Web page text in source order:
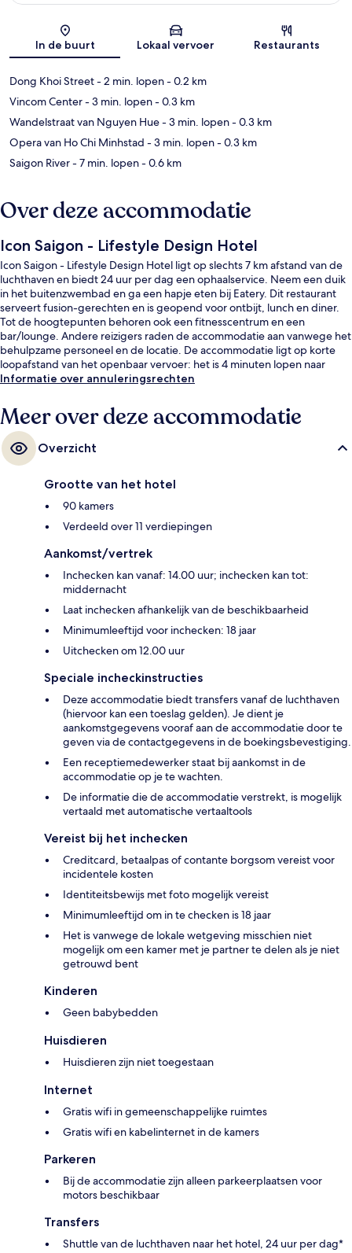
In de buurt Lokaal vervoer Restaurants
Dong Khoi Street- 2 min. lopen- 0.2 km
Vincom Center- 3 min. lopen- 0.3 km
Wandelstraat van Nguyen Hue- 3 min. lopen- 0.3 km
Opera van Ho Chi Minhstad - 3 min. lopen- 0.3 km
Saigon River- 7 min. lopen- 0.6 km
Over deze accommodatie
Icon Saigon - Lifestyle Design Hotel
Icon Saigon - Lifestyle Design Hotel ligt op slechts 7 km afstand van de
luchthaven en biedt 24 uur per dag een ophaalservice. Neem een duik
in het buitenzwembad en ga een hapje eten bij Eatery. Dit restaurant
serveert fusion-gerechten en is geopend voor ontbijt, lunch en diner.
Tot de hoogtepunten behoren ook een fitnesscentrum en een
bar/lounge. Andere reizigers raden de accommodatie aan vanwege het
behulpzame personeel en de locatie. De accommodatie ligt op korte
loopafstand van het openbaar vervoer: het is 4 minuten lopen naar
Metrostation Opera House en 11 minuten naar Metrostation Ba Son.
Informatie over annuleringsrechten
Meer over deze accommodatie
Overzicht
Grootte van het hotel
90 kamers
Verdeeld over 11 verdiepingen
Aankomst/vertrek
Inchecken kan vanaf: 14.00 uur; inchecken kan tot:
middernacht
Laat inchecken afhankelijk van de beschikbaarheid
Minimumleeftijd voor inchecken: 18 jaar
Uitchecken om 12.00 uur
Speciale incheckinstructies
Deze accommodatie biedt transfers vanaf de luchthaven
(hiervoor kan een toeslag gelden). Je dient je
aankomstgegevens vooraf aan de accommodatie door te
geven via de contactgegevens in de boekingsbevestiging.
Een receptiemedewerker staat bij aankomst in de
accommodatie op je te wachten.
De informatie die de accommodatie verstrekt, is mogelijk
vertaald met automatische vertaaltools
Vereist bij het inchecken
Creditcard, betaalpas of contante borgsom vereist voor
incidentele kosten
Identiteitsbewijs met foto mogelijk vereist
Minimumleeftijd om in te checken is 18 jaar
Het is vanwege de lokale wetgeving misschien niet
mogelijk om een kamer met je partner te delen als je niet
getrouwd bent
Kinderen
Geen babybedden
Huisdieren
Huisdieren zijn niet toegestaan
Internet
Gratis wifi in gemeenschappelijke ruimtes
Gratis wifi en kabelinternet in de kamers
Parkeren
Bij de accommodatie zijn alleen parkeerplaatsen voor
motors beschikbaar
Transfers
Shuttle van de luchthaven naar het hotel, 24 uur per dag*